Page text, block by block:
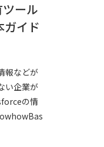
ール
ガイド
報などが
い企業が
の情